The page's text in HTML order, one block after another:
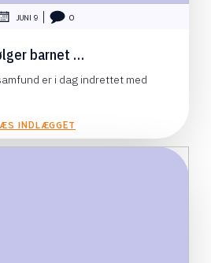
JUNI 9 0
barnet …
er i dag indrettet med
INDLÆGGET